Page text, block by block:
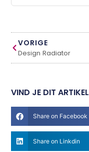
VORIGE
Design Radiator
VIND JE DIT
Share on Facebook
Share on Linkdin